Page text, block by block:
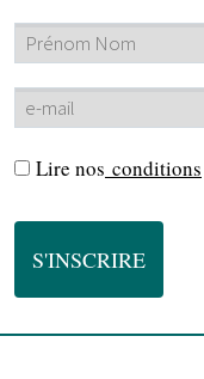
Lire nos conditions